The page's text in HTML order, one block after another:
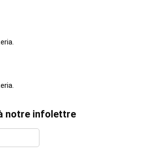
notre infolettre